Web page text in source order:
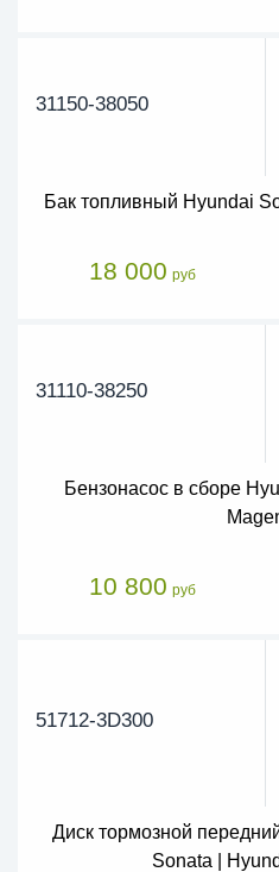
31150-38050
Бак топливный Hyundai
18 000 руб
31110-38250
Бензонасос в сборе
10 800 руб
51712-3D300
Диск тормозной
Sonata |